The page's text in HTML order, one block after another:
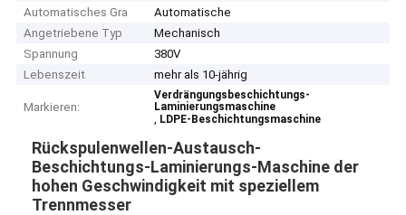
Automatisches Gra
Automatische
Angetriebene Typ
Mechanisch
Spannung
380V
Lebenszeit
mehr als 10-jährig
Markieren:
Verdrängungsbeschichtungs-
Laminierungsmaschine
, LDPE-Beschichtungsmaschine
Rückspulenwellen-Austausch-
Beschichtungs-Laminierungs-Maschine der
hohen Geschwindigkeit mit speziellem
Trennmesser